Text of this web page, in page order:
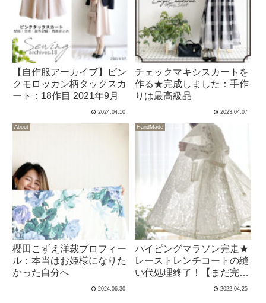
【自作服アーカイブ】ピン
クモロッカン柄タックスカ
ート：18作目 2021年9月
2024.04.10
チェックマキシスカートを
作る★完成しました：手作
りは最高級品
2023.04.07
About
櫻田こずえ洋裁プロフィー
ル：本当はお姫様になりた
かった自分へ
2024.06.30
HandMade
パイピングマラソン完走★
レーストレンチコートの縫
い代処理終了！【まだ完成
2022.04.25